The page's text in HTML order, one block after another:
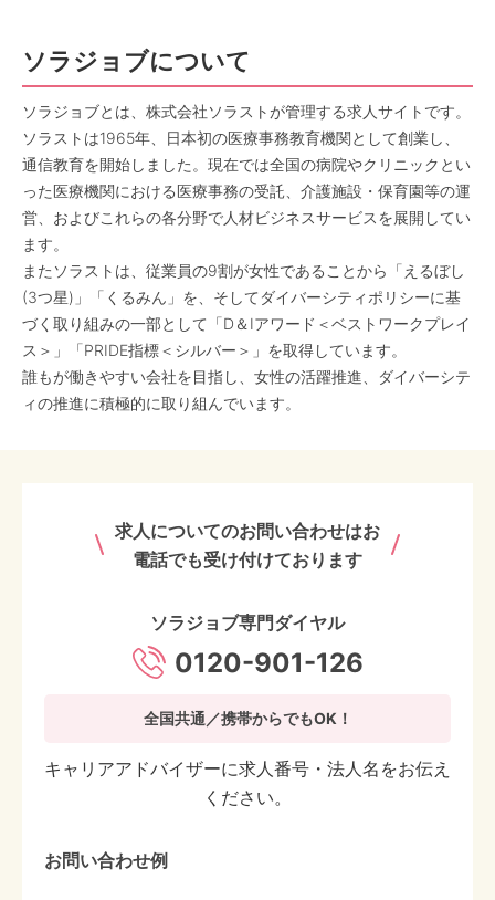
ソラジョブについて
ソラジョブとは、株式会社ソラストが管理する求人サイトです。
ソラストは1965年、日本初の医療事務教育機関として創業し、
通信教育を開始しました。現在では全国の病院やクリニックとい
った医療機関における医療事務の受託、介護施設・保育園等の運
営、およびこれらの各分野で人材ビジネスサービスを展開してい
ます。
またソラストは、従業員の9割が女性であることから「えるぼし
(3つ星)」「くるみん」を、そしてダイバーシティポリシーに基
づく取り組みの一部として「D＆Iアワード＜ベストワークプレイ
ス＞」「PRIDE指標＜シルバー＞」を取得しています。
誰もが働きやすい会社を目指し、女性の活躍推進、ダイバーシテ
ィの推進に積極的に取り組んでいます。
求人についてのお問い合わせはお
電話でも受け付けております
ソラジョブ専門ダイヤル
0120-901-126
全国共通／携帯からでもOK！
キャリアアドバイザーに求人番号・法人名をお伝え
ください。
お問い合わせ例